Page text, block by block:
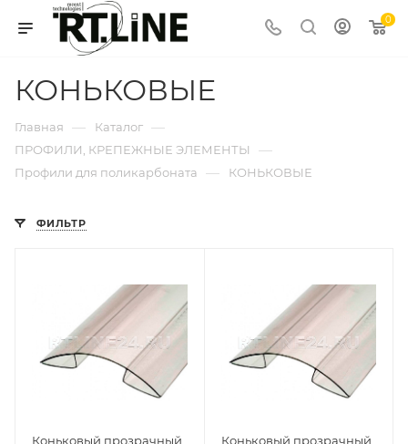
0
КОНЬКОВЫЕ
Главная — Каталог —
ПРОФИЛИ, КРЕПЕЖНЫЕ ЭЛЕМЕНТЫ —
Профили для поликарбоната — КОНЬКОВЫЕ
ФИЛЬТР
Коньковый прозрачный
Коньковый прозрачный